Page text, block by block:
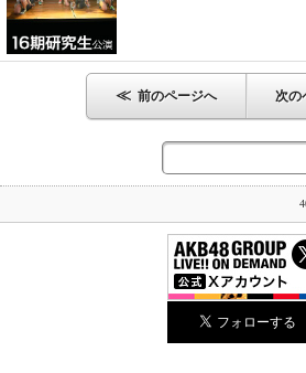
≪ 前のページへ 次の